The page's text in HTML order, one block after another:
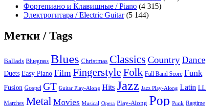
Фортепиано и Клавишные / Piano (4 315)
Электрогитара / Electric Guitar(5 144)
Метки / Tags
Ballads Bluegrass Blues Christmas Classics CountryDance
Duets Easy Piano Film Fingerstyle Folk Full Band Score Funk
Fusion Gospel GT Guitar Play-Along Hits Jazz Jazz Play-Along Latin LL
Marches Metal Movies Musical Opera Play-Along Pop Punk Ragtime